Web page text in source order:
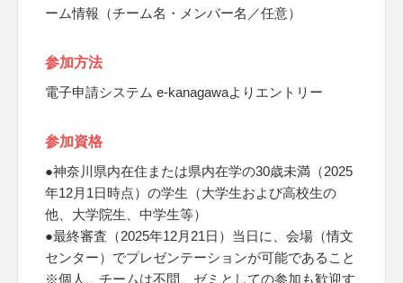
ーム情報（チーム名・メンバー名／任意）
参加方法
電子申請システム e-kanagawaよりエントリー
参加資格
●神奈川県内在住または県内在学の30歳未満（2025
年12月1日時点）の学生（大学生および高校生の
他、大学院生、中学生等）
●最終審査（2025年12月21日）当日に、会場（情文
センター）でプレゼンテーションが可能であること
※個人、チームは不問、ゼミとしての参加も歓迎す